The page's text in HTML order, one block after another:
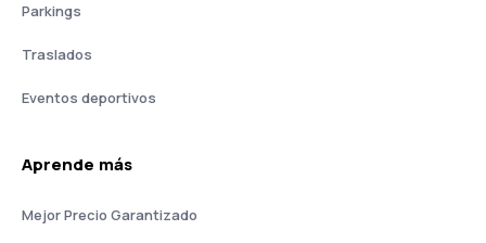
Parkings
Traslados
Eventos deportivos
Aprende más
Mejor Precio Garantizado